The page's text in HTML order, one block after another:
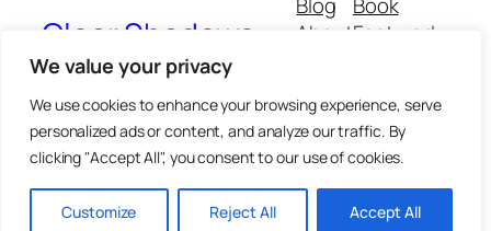
We value your privacy
We use cookies to enhance your browsing experience, serve
personalized ads or content, and analyze our traffic. By
clicking "Accept All", you consent to our use of cookies.
Customize Reject All Accept All
Clear Shadows
AboutFeatured
Insta : not enjoy been there… Powered with love from Paris